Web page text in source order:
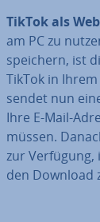
TikTok als
am PC zu
speichern, ist
TikTok in
sendet nun
Ihre E-Mail-
müssen.
zur Verfügung,
den Download